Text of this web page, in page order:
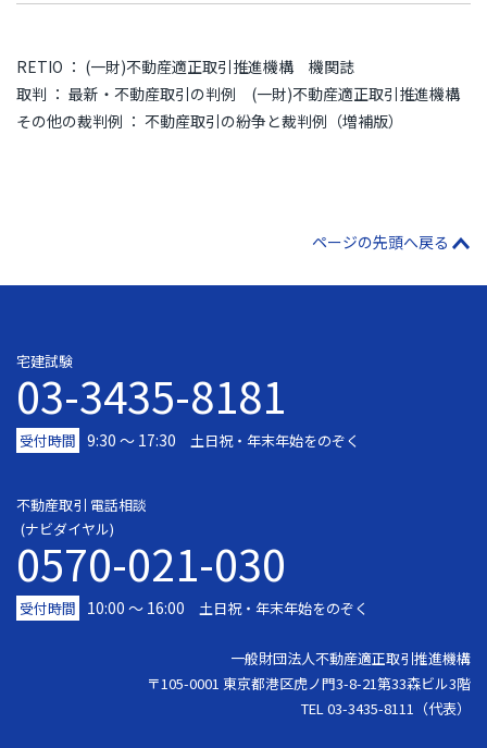
RETIO ： (一財)不動産適正取引推進機構 機関誌
取判 ： 最新・不動産取引の判例 (一財)不動産適正取引推進機構
その他の裁判例 ： 不動産取引の紛争と裁判例（増補版）
ページの先頭へ戻る
宅建試験
03-3435-8181
受付時間 9:30 〜 17:30 土日祝・年末年始をのぞく
不動産取引 電話相談
(ナビダイヤル)
0570-021-030
受付時間 10:00 ～ 16:00 土日祝・年末年始をのぞく
一般財団法人不動産適正取引推進機構
〒105-0001 東京都港区虎ノ門3-8-21第33森ビル3階
TEL 03-3435-8111（代表）